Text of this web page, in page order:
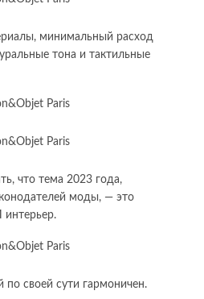
минимальный расход
тона и тактильные
что тема 2023 года,
моды, — это
интерьер.
по своей сути гармоничен.